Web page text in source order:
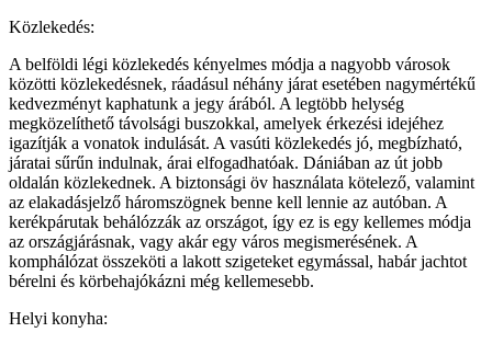
Közlekedés:
A belföldi légi közlekedés kényelmes módja a nagyobb városok
közötti közlekedésnek, ráadásul néhány járat esetében nagymértékű
kedvezményt kaphatunk a jegy árából. A legtöbb helység
megközelíthető távolsági buszokkal, amelyek érkezési idejéhez
igazítják a vonatok indulását. A vasúti közlekedés jó, megbízható,
járatai sűrűn indulnak, árai elfogadhatóak. Dániában az út jobb
oldalán közlekednek. A biztonsági öv használata kötelező, valamint
az elakadásjelző háromszögnek benne kell lennie az autóban. A
kerékpárutak behálózzák az országot, így ez is egy kellemes módja
az országjárásnak, vagy akár egy város megismerésének. A
komphálózat összeköti a lakott szigeteket egymással, habár jachtot
bérelni és körbehajókázni még kellemesebb.
Helyi konyha: